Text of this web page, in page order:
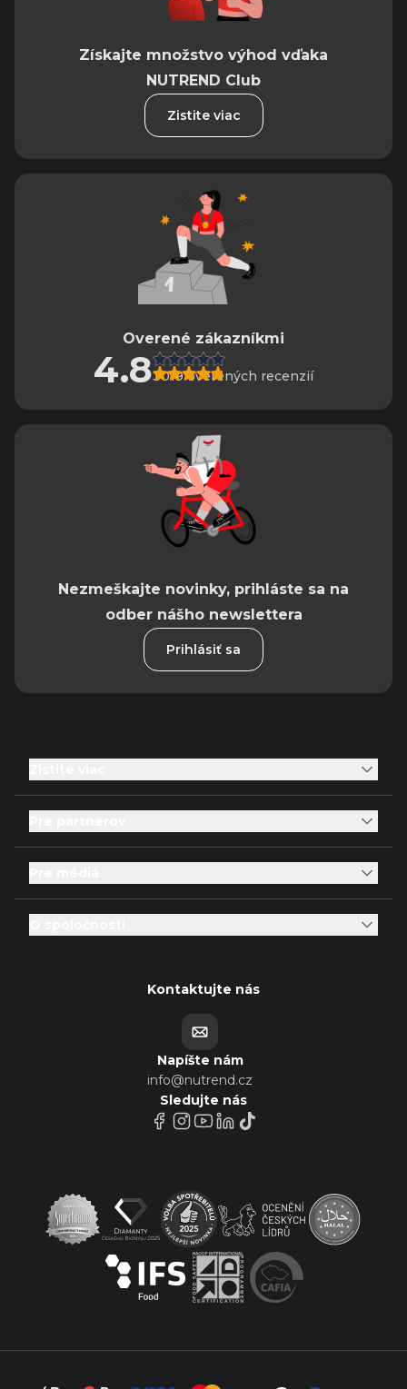
Získajte množstvo výhod vďaka
NUTREND Club
Zistite viac
Overené zákazníkmi
4.83019 overených recenzií
Nezmeškajte novinky, prihláste sa na
odber nášho newslettera
Prihlásiť sa
Kontaktujte nás
Napíšte nám
info@nutrend.cz
Sledujte nás